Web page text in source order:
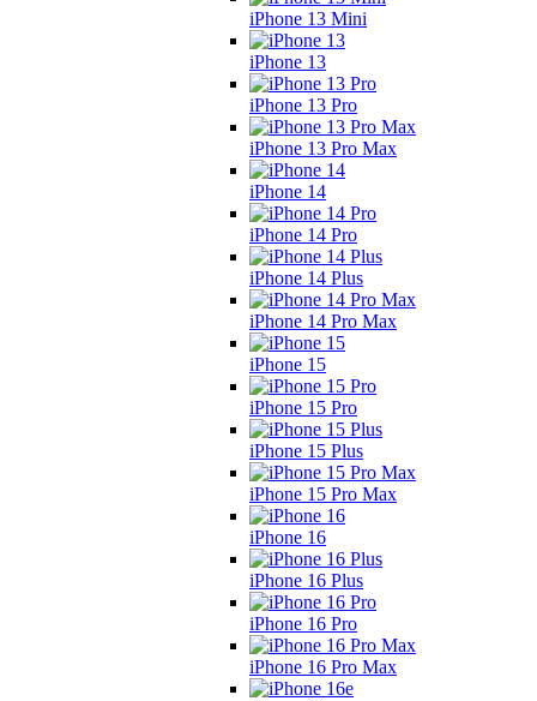
iPhone 13 Mini
iPhone 13
iPhone 13 Pro
iPhone 13 Pro Max
iPhone 14
iPhone 14 Pro
iPhone 14 Plus
iPhone 14 Pro Max
iPhone 15
iPhone 15 Pro
iPhone 15 Plus
iPhone 15 Pro Max
iPhone 16
iPhone 16 Plus
iPhone 16 Pro
iPhone 16 Pro Max